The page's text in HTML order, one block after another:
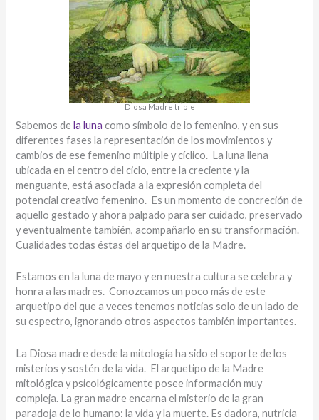
Diosa Madre triple
Sabemos dela luna como símbolo de lo femenino, y en sus
diferentes fases la representación de los movimientos y
cambios de ese femenino múltiple y cíclico. La luna llena
ubicada en el centro del ciclo, entre la creciente y la
menguante, está asociada a la expresión completa del
potencial creativo femenino. Es un momento de concreción de
aquello gestado y ahora palpado para ser cuidado, preservado
y eventualmente también, acompañarlo en su transformación.
Cualidades todas éstas del arquetipo de la Madre.
Estamos en la luna de mayo y en nuestra cultura se celebra y
honra a las madres. Conozcamos un poco más de este
arquetipo del que a veces tenemos noticias solo de un lado de
su espectro, ignorando otros aspectos también importantes.
La Diosa madre desde la mitología ha sido el soporte de los
misterios y sostén de la vida. El arquetipo de la Madre
mitológica y psicológicamente posee información muy
compleja. La gran madre encarna el misterio de la gran
paradoja de lo humano: la vida y la muerte. Es dadora, nutricia